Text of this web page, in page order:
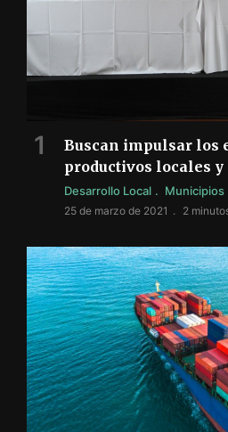
Buscan impulsar los
productivos locales
Desarrollo Local Municipios
25 de marzo de 2021 2